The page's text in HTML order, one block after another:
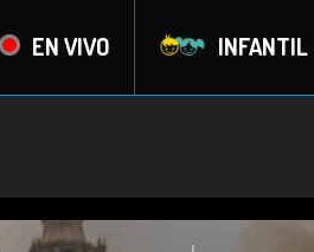
EN VIVO INFANTIL